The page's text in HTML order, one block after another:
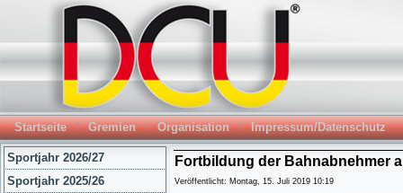
Startseite Gremien Organisation Impressum/Datenschutz
Sportjahr 2026/27
Sportjahr 2025/26
Fortbildung der Bahnabnehmer
Veröffentlicht: Montag, 15. Juli 2019 10:19